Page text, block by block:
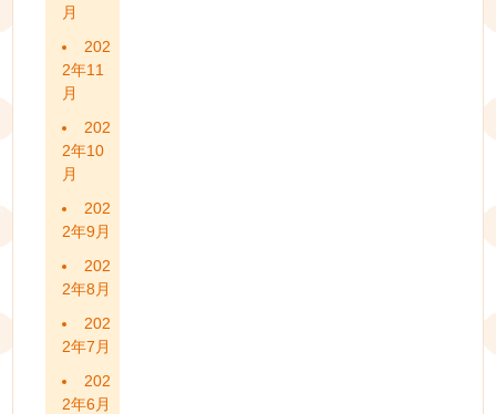
月
202
2年11
月
202
2年10
月
202
2年9月
202
2年8月
202
2年7月
202
2年6月